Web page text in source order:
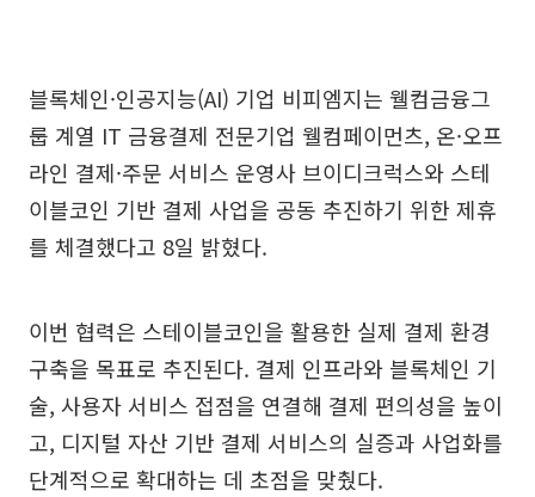
블록체인·인공지능(AI) 기업 비피엠지는 웰컴금융그
룹 계열 IT 금융결제 전문기업 웰컴페이먼츠, 온·오프
라인 결제·주문 서비스 운영사 브이디크럭스와 스테
이블코인 기반 결제 사업을 공동 추진하기 위한 제휴
를 체결했다고 8일 밝혔다.
이번 협력은 스테이블코인을 활용한 실제 결제 환경
구축을 목표로 추진된다. 결제 인프라와 블록체인 기
술, 사용자 서비스 접점을 연결해 결제 편의성을 높이
고, 디지털 자산 기반 결제 서비스의 실증과 사업화를
단계적으로 확대하는 데 초점을 맞췄다.